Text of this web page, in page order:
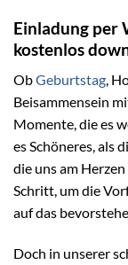
Einladung per
kostenlos
ObGeburtstag,
Beisammensein
Momente, die es
es Schöneres, als
die uns am
Schritt, um die
auf das
Doch in unserer